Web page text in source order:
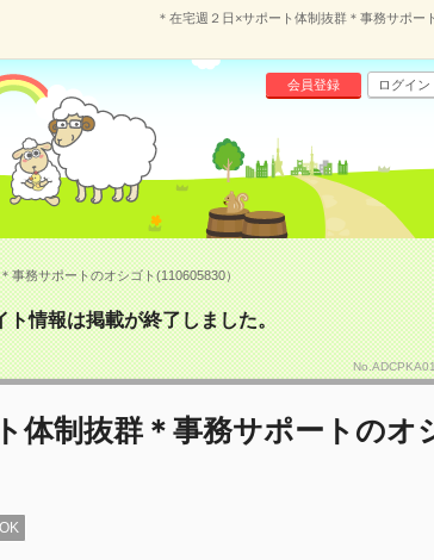
＊在宅週２日×サポート体制抜群＊事務サポー
会員登録 ログイン
事務サポートのオシゴト(110605830）
ト情報は掲載が終了しました。
体制抜群＊事務サポートのオ